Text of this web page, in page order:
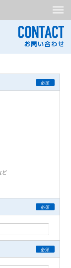
必須
ど
必須
必須